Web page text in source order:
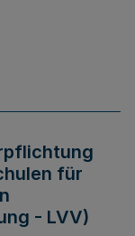
für
- LVV)